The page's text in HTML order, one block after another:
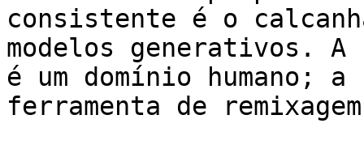
consistente é o
modelos generativos.
é um domínio humano;
ferramenta de